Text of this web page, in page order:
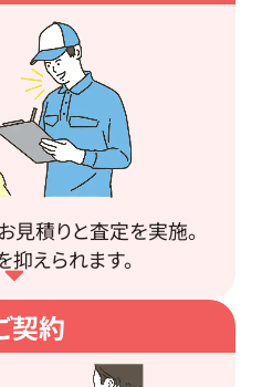
見積りと査定を実施。
えられます。
契約